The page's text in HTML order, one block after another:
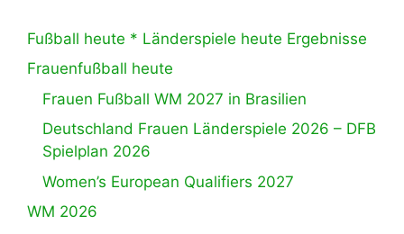
Fußball heute * Länderspiele heute Ergebnisse
Frauenfußball heute
Frauen Fußball WM 2027 in Brasilien
Deutschland Frauen Länderspiele 2026 – DFB
Spielplan 2026
Women’s European Qualifiers 2027
WM 2026